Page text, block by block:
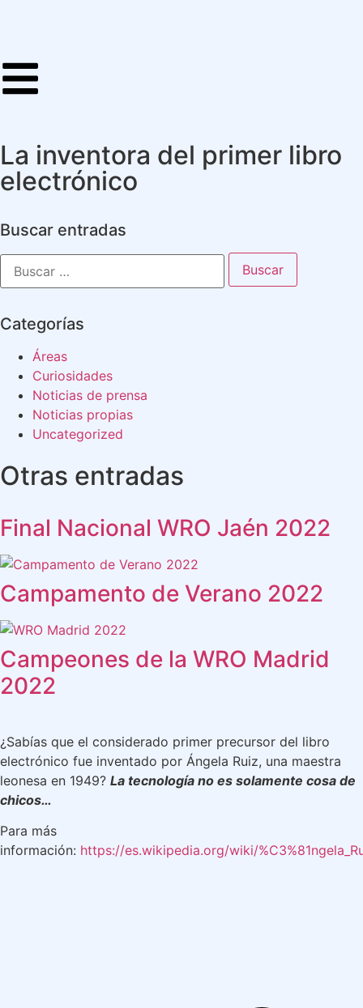
La inventora del primer libro
electrónico
Buscar entradas
Categorías
Áreas
Curiosidades
Noticias de prensa
Noticias propias
Uncategorized
Otras entradas
Final Nacional WRO Jaén 2022
Campamento de Verano 2022
Campeones de la WRO Madrid
2022
¿Sabías que el considerado primer precursor del libro
electrónico fue inventado por Ángela Ruiz, una maestra
leonesa en 1949? La tecnología no es solamente cosa de
chicos…
Para más
información: https://es.wikipedia.org/wiki/